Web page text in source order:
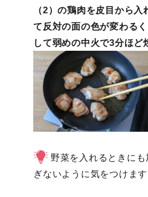
（2）の鶏肉を皮目から入
て反対の面の色が変わる
して弱めの中火で3分ほど
野菜を入れるときに
ぎないように気をつけます